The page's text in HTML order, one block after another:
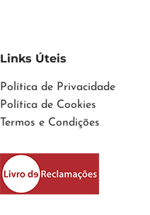
Links Úteis
Política de Privacidade
Política de Cookies
Termos e Condições